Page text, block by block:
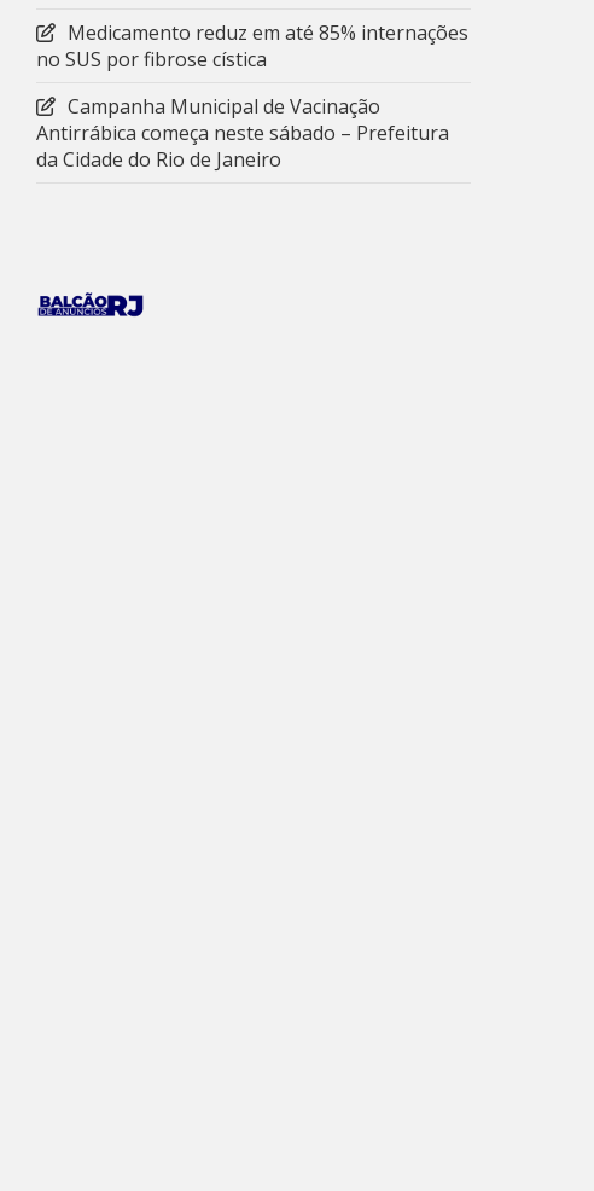
Medicamento reduz em até 85% internações
no SUS por fibrose cística
Campanha Municipal de Vacinação
Antirrábica começa neste sábado – Prefeitura
da Cidade do Rio de Janeiro